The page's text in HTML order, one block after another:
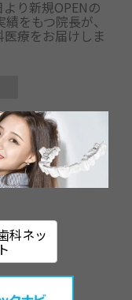
り新規OPENの
をもつ院長が、
療をお届けしま